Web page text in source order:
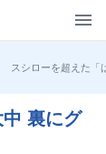
スシローを超えた「
裏にグ